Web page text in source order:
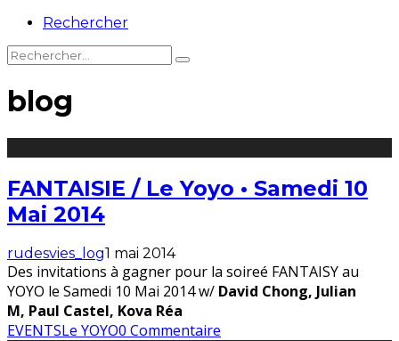
Rechercher
blog
FANTAISIE / Le Yoyo • Samedi 10
Mai 2014
rudesvies_log1 mai 2014
Des invitations à gagner pour la soireé FANTAISY au
YOYO le Samedi 10 Mai 2014 w/ David Chong, Julian
M, Paul Castel, Kova Réa
EVENTSLe YOYO0 Commentaire